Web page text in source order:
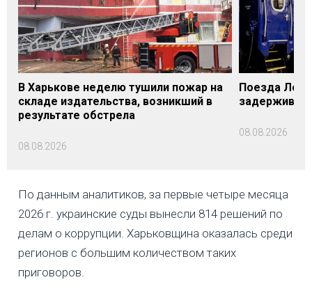
В Харькове неделю тушили пожар на
складе издательства, возникший в
результате обстрела
08.08.2026
Поезда
08.08.2026
По данным аналитиков, за первые четыре месяца
2026 г. украинские суды вынесли 814 решений по
делам о коррупции. Харьковщина оказалась среди
регионов с большим количеством таких
приговоров.